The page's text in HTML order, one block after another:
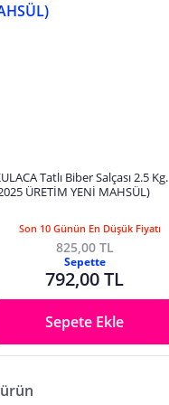
Tatlı Biber Salçası 2.5 Kg.
ÜRETİM YENİ MAHSÜL)
Son 10 Günün En Düşük Fiyatı
825,00 TL
Sepette
792,00 TL
Sepete Ekle